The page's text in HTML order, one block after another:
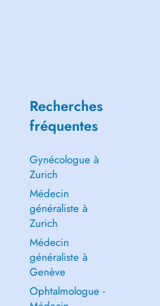
Recherches
fréquentes
Gynécologue à
Zurich
Médecin
généraliste à
Zurich
Médecin
généraliste à
Genève
Ophtalmologue -